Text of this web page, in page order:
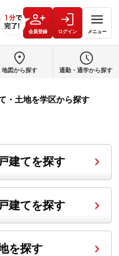
会員登録 ログイン メニュー
地図から探す 通勤・通学から探す
・土地を学区から探す
建てを探す
建てを探す
を探す